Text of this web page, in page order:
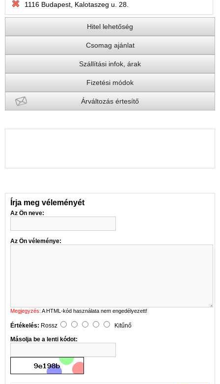
1116 Budapest, Kalotaszeg u. 28.
Hitel lehetőség
Csomag ajánlat
Szállítási infok, árak
Fizetési módok
Árváltozás értesítő
Írja meg véleményét
Az Ön neve:
Az Ön véleménye:
Megjegyzés: A HTML-kód használata nem engedélyezett!
Értékelés: Rossz
Kitűnő
Másolja be a lenti kódot: